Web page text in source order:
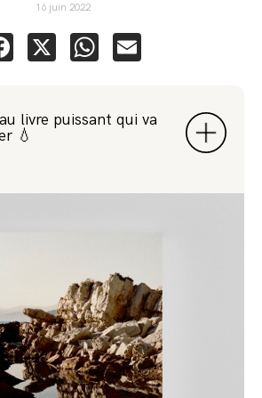
16 juin 2022
Facebook
X WhatsApp
livre puissant qui va
💧